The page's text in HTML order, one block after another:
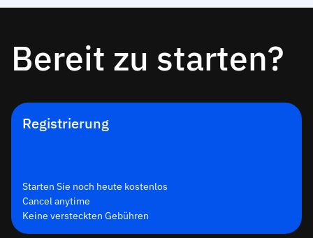
Bereit zu starten?
Registrierung
Starten Sie noch heute kostenlos
Cancel anytime
Keine versteckten Gebühren